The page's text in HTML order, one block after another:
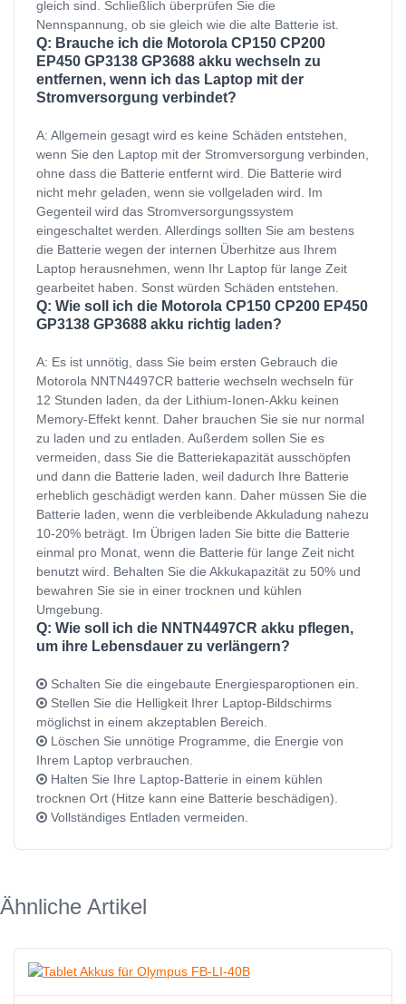
gleich sind. Schließlich überprüfen Sie die
Nennspannung, ob sie gleich wie die alte Batterie ist.
Q: Brauche ich die Motorola CP150 CP200
EP450 GP3138 GP3688 akku wechseln zu
entfernen, wenn ich das Laptop mit der
Stromversorgung verbindet?
A: Allgemein gesagt wird es keine Schäden entstehen,
wenn Sie den Laptop mit der Stromversorgung verbinden,
ohne dass die Batterie entfernt wird. Die Batterie wird
nicht mehr geladen, wenn sie vollgeladen wird. Im
Gegenteil wird das Stromversorgungssystem
eingeschaltet werden. Allerdings sollten Sie am bestens
die Batterie wegen der internen Überhitze aus Ihrem
Laptop herausnehmen, wenn Ihr Laptop für lange Zeit
gearbeitet haben. Sonst würden Schäden entstehen.
Q: Wie soll ich die Motorola CP150 CP200 EP450
GP3138 GP3688 akku richtig laden?
A: Es ist unnötig, dass Sie beim ersten Gebrauch die
Motorola NNTN4497CR batterie wechseln wechseln für
12 Stunden laden, da der Lithium-Ionen-Akku keinen
Memory-Effekt kennt. Daher brauchen Sie sie nur normal
zu laden und zu entladen. Außerdem sollen Sie es
vermeiden, dass Sie die Batteriekapazität ausschöpfen
und dann die Batterie laden, weil dadurch Ihre Batterie
erheblich geschädigt werden kann. Daher müssen Sie die
Batterie laden, wenn die verbleibende Akkuladung nahezu
10-20% beträgt. Im Übrigen laden Sie bitte die Batterie
einmal pro Monat, wenn die Batterie für lange Zeit nicht
benutzt wird. Behalten Sie die Akkukapazität zu 50% und
bewahren Sie sie in einer trocknen und kühlen
Umgebung.
Q: Wie soll ich die NNTN4497CR akku pflegen,
um ihre Lebensdauer zu verlängern?
Schalten Sie die eingebaute Energiesparoptionen ein.
Stellen Sie die Helligkeit Ihrer Laptop-Bildschirms
möglichst in einem akzeptablen Bereich.
Löschen Sie unnötige Programme, die Energie von
Ihrem Laptop verbrauchen.
Halten Sie Ihre Laptop-Batterie in einem kühlen
trocknen Ort (Hitze kann eine Batterie beschädigen).
Vollständiges Entladen vermeiden.
Ähnliche Artikel